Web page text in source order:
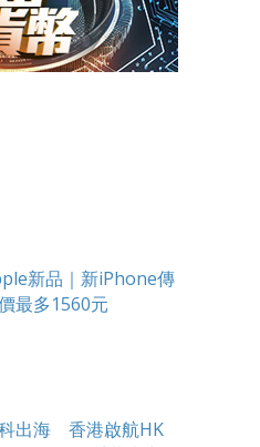
新品｜新iPhone傳
最多1560元
出海 香港啟航HK